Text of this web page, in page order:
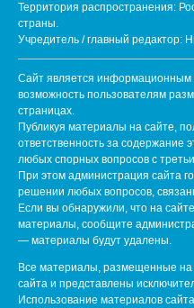
Территория распространения:
страны.
Учредитель / главный редактор:
Сайт является информационным
возможность пользователям
страницах.
Публикуя материалы на сайте,
ответственность за содержание
любых спорных вопросов с
При этом администрация сайта
решении любых вопросов,
Если вы обнаружили, что на
материалы, сообщите
— материалы будут удалены.
Все материалы, размещенные на
сайта и представлены
Использование материалов